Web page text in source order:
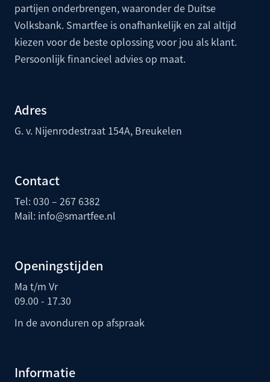
partijen onderbrengen, waaronder de Duitse
Volksbank. Smartfee is onafhankelijk en zal altijd
kiezen voor de beste oplossing voor jou als klant.
Persoonlijk financieel advies op maat.
Adres
G. v. Nijenrodestraat 154A, Breukelen
Contact
Tel: 030 – 267 6382
Mail: info@smartfee.nl
Openingstijden
Ma t/m Vr
09.00 - 17.30
In de avonduren op afspraak
Informatie